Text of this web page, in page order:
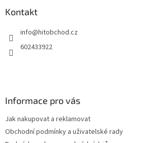
Kontakt
info@hitobchod.cz
602433922
Informace pro vás
Jak nakupovat a reklamovat
Obchodní podmínky a uživatelské rady